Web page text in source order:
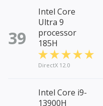
39
Intel Core
Ultra 9
processor
185H
DirectX 12.0
Intel Core i9-
13900H